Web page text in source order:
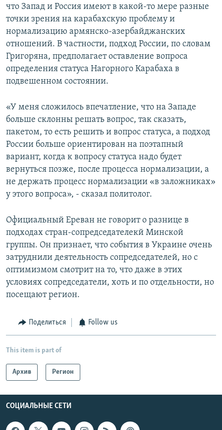
что Запад и Россия имеют в какой-то мере разные
точки зрения на карабахскую проблему и
нормализацию армянско-азербайджанских
отношений. В частности, подход России, по словам
Григоряна, предполагает оставление вопроса
определения статуса Нагорного Карабаха в
подвешенном состоянии.
«У меня сложилось впечатление, что на Западе
больше склонны решать вопрос, так сказать,
пакетом, то есть решить и вопрос статуса, а подход
России больше ориентирован на поэтапный
вариант, когда к вопросу статуса надо будет
вернуться позже, после процесса нормализации, а
не держать процесс нормализации «в заложниках»
у этого вопроса», - сказал политолог.
Официальный Ереван не говорит о разнице в
подходах стран-сопредседателекй Минской
группы. Он признает, что события в Украине очень
затруднили деятельность сопредседателей, но с
оптимизмом смотрит на то, что даже в этих
условиях сопредседатели, хоть и по отдельности, но
посещают регион.
Поделиться Follow us
This item is part of
Архив Регион
СОЦИАЛЬНЫЕ СЕТИ